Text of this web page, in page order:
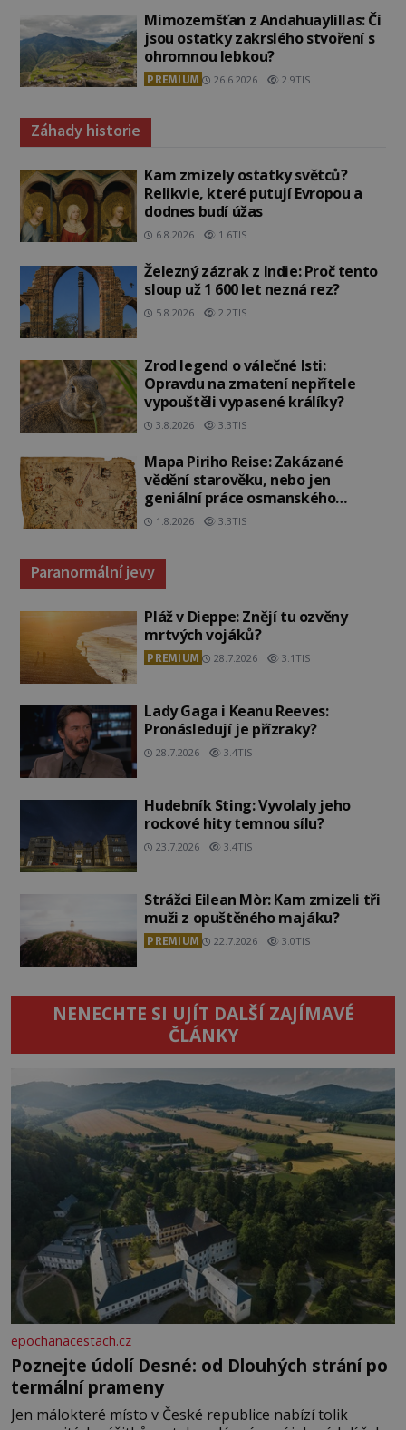
Mimozemšťan z Andahuaylillas: Čí
jsou ostatky zakrslého stvoření s
ohromnou lebkou?
PREMIUM 26.6.2026 2.9TIS
Záhady historie
Kam zmizely ostatky světců?
Relikvie, které putují Evropou a
dodnes budí úžas
6.8.2026 1.6TIS
Železný zázrak z Indie: Proč tento
sloup už 1 600 let nezná rez?
5.8.2026 2.2TIS
Zrod legend o válečné lsti:
Opravdu na zmatení nepřítele
vypouštěli vypasené králíky?
3.8.2026 3.3TIS
Mapa Piriho Reise: Zakázané
vědění starověku, nebo jen
geniální práce osmanského
admirála?
1.8.2026 3.3TIS
Paranormální jevy
Pláž v Dieppe: Znějí tu ozvěny
mrtvých vojáků?
PREMIUM 28.7.2026 3.1TIS
Lady Gaga i Keanu Reeves:
Pronásledují je přízraky?
28.7.2026 3.4TIS
Hudebník Sting: Vyvolaly jeho
rockové hity temnou sílu?
23.7.2026 3.4TIS
Strážci Eilean Mòr: Kam zmizeli tři
muži z opuštěného majáku?
PREMIUM 22.7.2026 3.0TIS
NENECHTE SI UJÍT DALŠÍ ZAJÍMAVÉ
ČLÁNKY
epochanacestach.cz
Poznejte údolí Desné: od Dlouhých strání po
termální prameny
Jen málokteré místo v České republice nabízí tolik